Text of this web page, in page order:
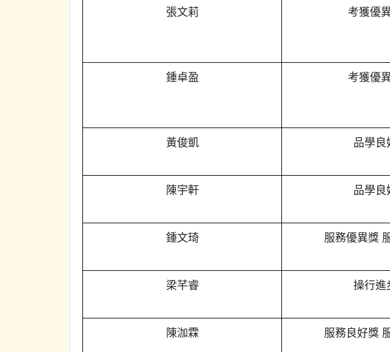
張文莉 考獲優
鍾卓盈 考獲優
黃俊凱 品學良
陳宇軒 品學良
鍾文琦 服務優異獎
梁芊睿 操行進
陳泇霖 服務良好獎